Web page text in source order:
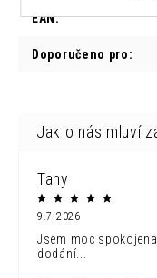
EAN:
Doporučeno pro:
Tany
9.7.2026
Jsem moc
dodání...